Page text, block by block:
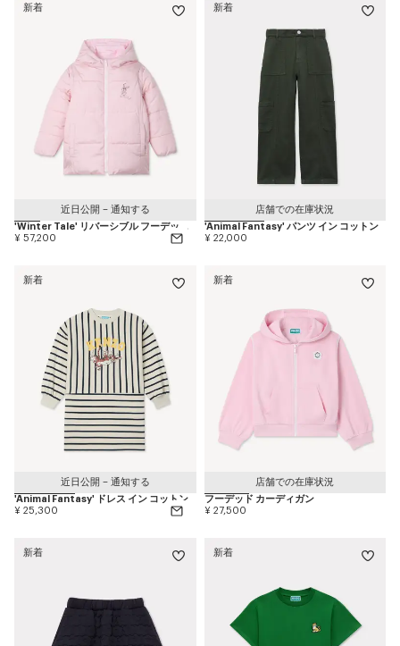
新着
近日公開 – 通知する
'Winter Tale' リバーシブル フーデッド パファー ジャケット
¥ 57,200
新着
店舗での在庫状況
'Animal Fantasy' パンツ イン コットン
¥ 22,000
新着
近日公開 – 通知する
'Animal Fantasy' ドレス イン コットン
¥ 25,300
新着
店舗での在庫状況
フーデッド カーディガン
¥ 27,500
新着 新着